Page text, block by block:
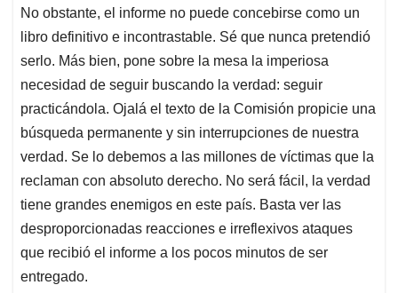
No obstante, el informe no puede concebirse como un
libro definitivo e incontrastable. Sé que nunca pretendió
serlo. Más bien, pone sobre la mesa la imperiosa
necesidad de seguir buscando la verdad: seguir
practicándola. Ojalá el texto de la Comisión propicie una
búsqueda permanente y sin interrupciones de nuestra
verdad. Se lo debemos a las millones de víctimas que la
reclaman con absoluto derecho. No será fácil, la verdad
tiene grandes enemigos en este país. Basta ver las
desproporcionadas reacciones e irreflexivos ataques
que recibió el informe a los pocos minutos de ser
entregado.